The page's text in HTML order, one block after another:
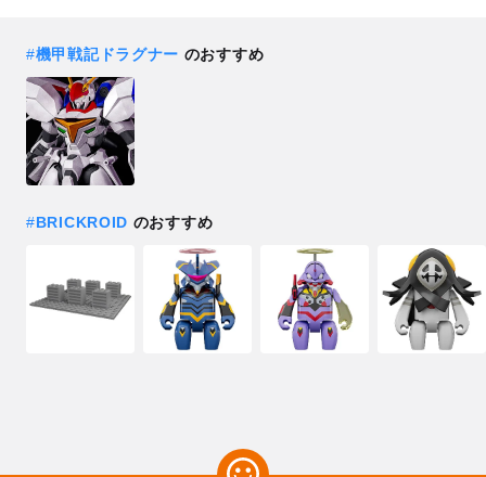
#機甲戦記ドラグナー のおすすめ
#BRICKROID のおすすめ